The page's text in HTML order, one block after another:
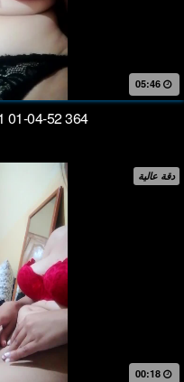
05:46
01-04-52 364
دقة عالية
00:18